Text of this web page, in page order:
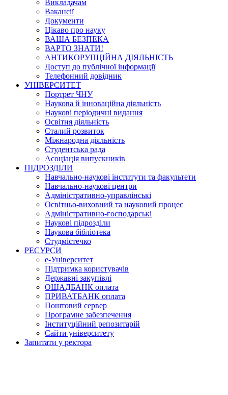
Викладачам
Вакансії
Документи
Цікаво про науку
ВАША БЕЗПЕКА
ВАРТО ЗНАТИ!
АНТИКОРУПЦІЙНА ДІЯЛЬНІСТЬ
Доступ до публічної інформації
Телефонний довідник
УНІВЕРСИТЕТ
Портрет ЧНУ
Наукова й інноваційна діяльність
Наукові періодичні видання
Освітня діяльність
Сталий розвиток
Міжнародна діяльність
Студентська рада
Асоціація випускників
ПІДРОЗДІЛИ
Навчально-наукові інститути та факультети
Навчально-наукові центри
Адміністративно-управлінські
Освітньо-виховний та науковий процес
Адміністративно-господарські
Наукові підрозділи
Наукова бібліотека
Студмістечко
РЕСУРСИ
е-Університет
Підтримка користувачів
Державні закупівлі
ОЩАДБАНК оплата
ПРИВАТБАНК оплата
Поштовий сервер
Програмне забезпечення
Інституційний репозитарій
Сайти університету
Запитати у ректора